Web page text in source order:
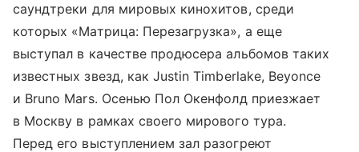
саундтреки для мировых кинохитов, среди
которых «Матрица: Перезагрузка», а еще
выступал в качестве продюсера альбомов таких
известных звезд, как Justin Timberlake, Beyonce
и Bruno Mars. Осенью Пол Окенфолд приезжает
в Москву в рамках своего мирового тура.
Перед его выступлением зал разогреют